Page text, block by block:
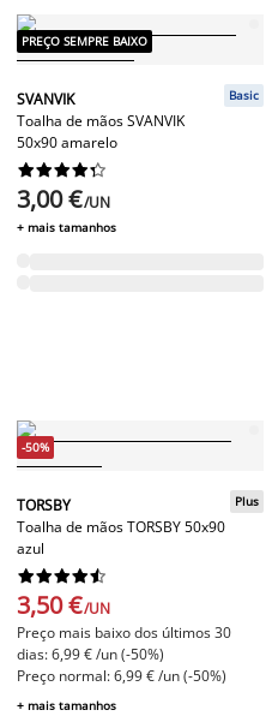
PREÇO SEMPRE BAIXO
SVANVIK
Toalha de mãos SVANVIK
50x90 amarelo
Basic






3,00 €/UN
+ mais tamanhos
-50%
TORSBY
Toalha de mãos TORSBY 50x90
azul
Plus






3,50 €/UN
Preço mais baixo dos últimos 30
dias: 6,99 € /un (-50%)
Preço normal: 6,99 € /un (-50%)
+ mais tamanhos